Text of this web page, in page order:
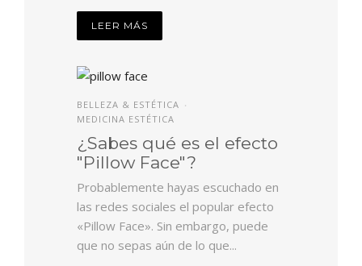
LEER MÁS
BELLEZA & ESTÉTICA •
MEDICINA ESTÉTICA
¿Sabes qué es el efecto
"Pillow Face"?
Probablemente hayas escuchado en
las redes sociales el popular efecto
«Pillow Face». Sin embargo, puede
que no sepas aún de lo que...